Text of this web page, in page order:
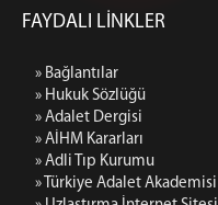
FAYDALI LİNKLER
» Bağlantılar
» Hukuk Sözlüğü
» Adalet Dergisi
» AİHM Kararları
» Adli Tıp Kurumu
» Türkiye Adalet Akademisi